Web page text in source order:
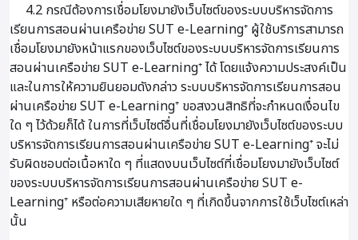
4.2 กรณีต้องการเชื่อมโยงมายังเว็บไซต์ของระบบบริหารจัดการ
เรียนการสอนผ่านเครือข่าย SUT e-Learning⁺ ผู้ใช้บริการสามารถ
เชื่อมโยงมายังหน้าแรกของเว็บไซต์ของระบบบริหารจัดการเรียนการ
สอนผ่านเครือข่าย SUT e-Learning⁺ ได้ โดยแจ้งความประสงค์เป็น
และในการให้ความยินยอมดังกล่าว ระบบบริหารจัดการเรียนการสอน
ผ่านเครือข่าย SUT e-Learning⁺ ขอสงวนสิทธิที่จะกำหนดเงื่อนไข
ใด ๆ ไว้ด้วยก็ได้ ในการที่เว็บไซต์อื่นที่เชื่อมโยงมายังเว็บไซต์ของระบบ
บริหารจัดการเรียนการสอนผ่านเครือข่าย SUT e-Learning⁺ จะไม่
รับผิดชอบต่อเนื้อหาใด ๆ ที่แสดงบนเว็บไซต์ที่เชื่อมโยงมายังเว็บไซต์
ของระบบบริหารจัดการเรียนการสอนผ่านเครือข่าย SUT e-
Learning⁺ หรือต่อความเสียหายใด ๆ ที่เกิดขึ้นจากการใช้เว็บไซต์เหล่า
นั้น